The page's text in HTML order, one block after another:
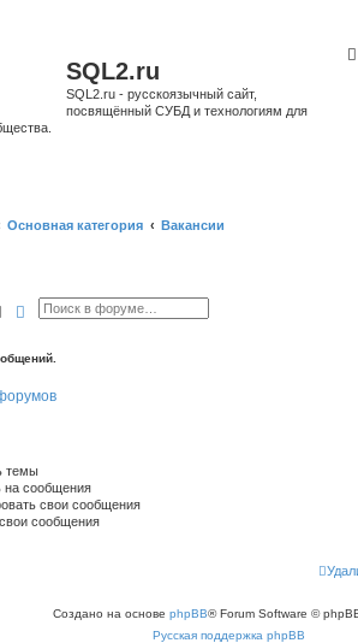
SQL2.ru
SQL2.ru - русскоязычный сайт,
посвящённый СУБД и технологиям для
Основная категория Вакансии
ПоискРасширенный поиск
темы
на сообщения
свои сообщения
сообщения
Создано на основе phpBB® Forum Software ©
Русская поддержка phpBB